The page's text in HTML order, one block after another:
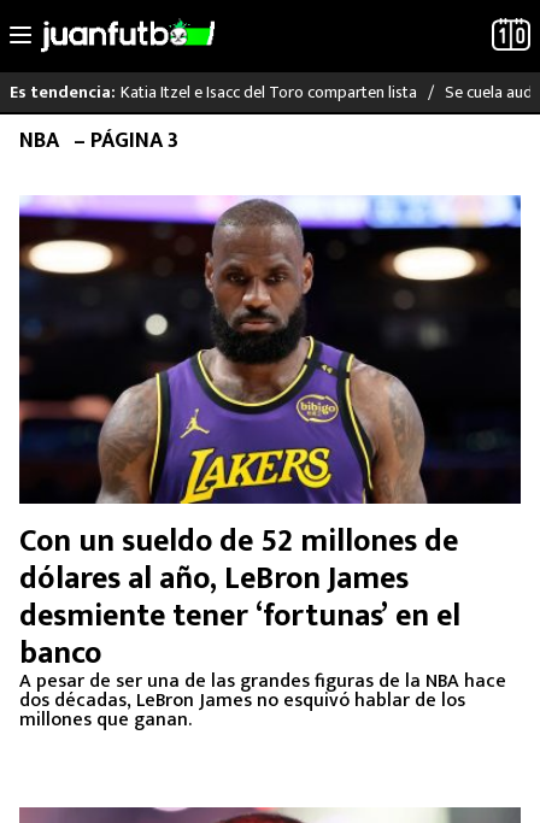
Saltar
Es tendencia: Katia Itzel e Isacc del Toro comparten lista Se cuela
LO ÚLTIMO
LIGA MX
RAYADOS
PUMAS
ATLANTE
SELECCIÓN MEXICANA
FUTBOL INTERNACIONAL
MEXICANOS EN EL EXTRANJERO
FUTBOL ESTUFA
FÓRMULA 1
BOXEO
LIGA MX
NBA – PÁGINA 3
Con un sueldo de 52 millones de
dólares al año, LeBron James
desmiente tener ‘fortunas’ en el
banco
A pesar de ser una de las grandes figuras de la NBA hace
dos décadas, LeBron James no esquivó hablar de los
millones que ganan.